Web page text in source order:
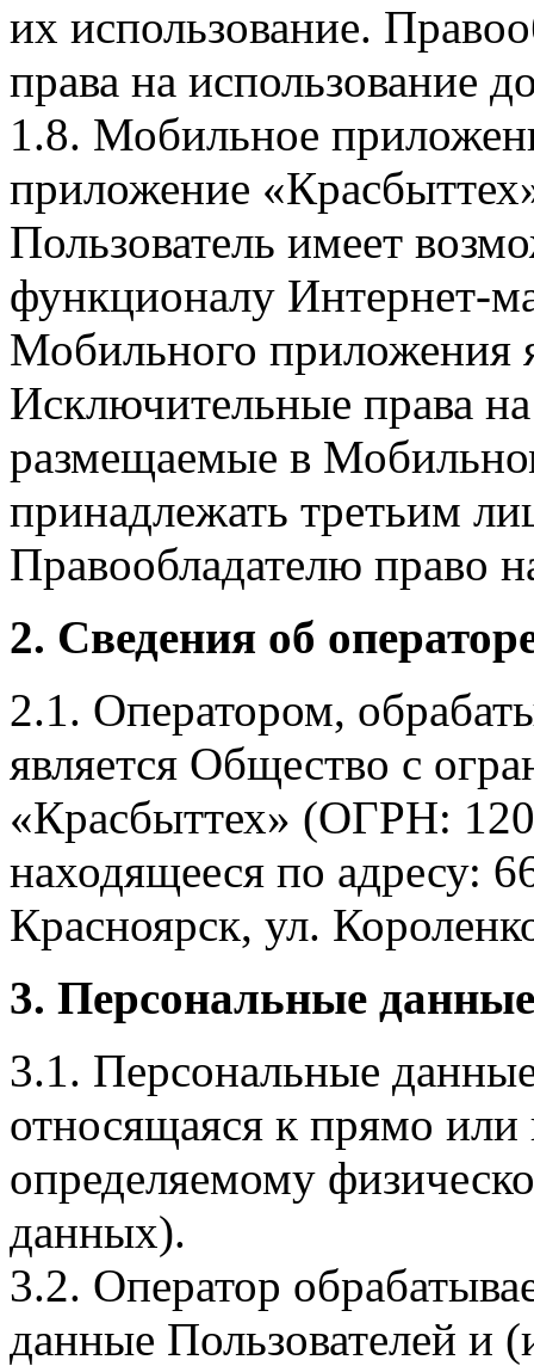
их использование.
права на использование
1.8. Мобильное
приложение
Пользователь имеет
функционалу Интернет-
Мобильного приложения
Исключительные права
размещаемые в
принадлежать третьим
Правообладателю право
2. Сведения об
2.1. Оператором,
является Общество с
«Красбыттех» (ОГРН:
находящееся по адресу:
Красноярск, ул.
3. Персональные
3.1. Персональные
относящаяся к прямо
определяемому
данных).
3.2. Оператор
данные Пользователей и